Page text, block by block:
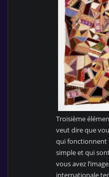
Troisième
veut dire que
qui fonctionnent
simple et qui
vous avez
internationale